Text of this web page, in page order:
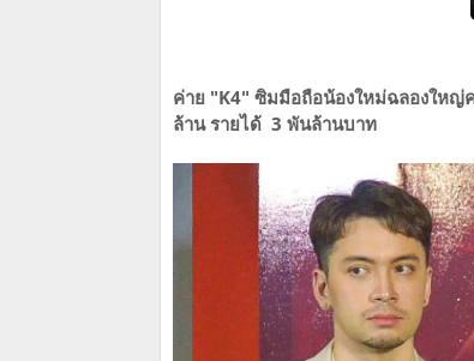
ค่าย "K4" ซิมมือถือน้องใหม่ฉลองใหญ่
ล้าน รายได้ 3 พันล้านบาท